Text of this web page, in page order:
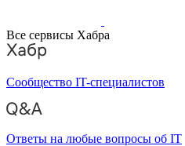
Все сервисы Хабра
Сообщество IT-специалистов
Ответы на любые вопросы об IT